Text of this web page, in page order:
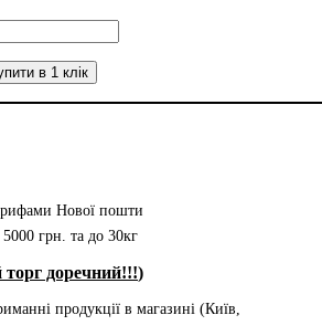
Нової пошти
грн. та до 30кг
торг доречний!!!)
продукції в магазині (Київ,
в 1 клік